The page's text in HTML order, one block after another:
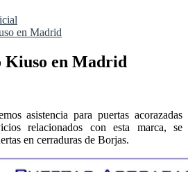
en Madrid
Kiuso en Madrid
asistencia para puertas acorazadas
relacionados con esta marca, se
en cerraduras de Borjas.